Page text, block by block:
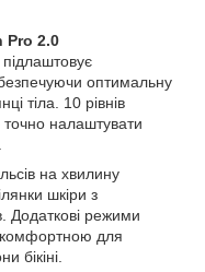
Pro 2.0
оптимальну
тіла. 10 рівнів
налаштувати
на хвилину
шкіри з
Додаткові режими
комфортною для
бікіні.